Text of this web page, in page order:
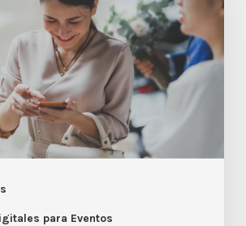
para Eventos